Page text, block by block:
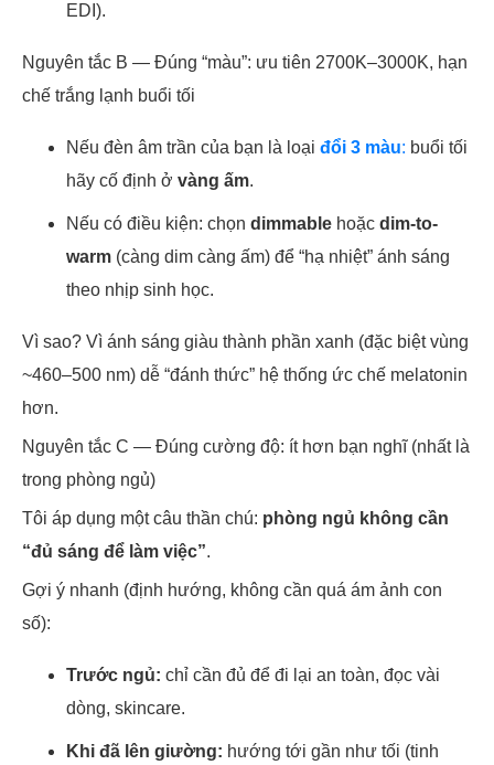
EDI).
Nguyên tắc B — Đúng “màu”: ưu tiên 2700K–3000K, hạn
chế trắng lạnh buổi tối
Nếu đèn âm trần của bạn là loại đổi 3 màu: buổi tối
hãy cố định ở vàng ấm.
Nếu có điều kiện: chọn dimmable hoặc dim-to-
warm (càng dim càng ấm) để “hạ nhiệt” ánh sáng
theo nhịp sinh học.
Vì sao? Vì ánh sáng giàu thành phần xanh (đặc biệt vùng
~460–500 nm) dễ “đánh thức” hệ thống ức chế melatonin
hơn.
Nguyên tắc C — Đúng cường độ: ít hơn bạn nghĩ (nhất là
trong phòng ngủ)
Tôi áp dụng một câu thần chú: phòng ngủ không cần
“đủ sáng để làm việc”.
Gợi ý nhanh (định hướng, không cần quá ám ảnh con
số):
Trước ngủ: chỉ cần đủ để đi lại an toàn, đọc vài
dòng, skincare.
Khi đã lên giường: hướng tới gần như tối (tinh